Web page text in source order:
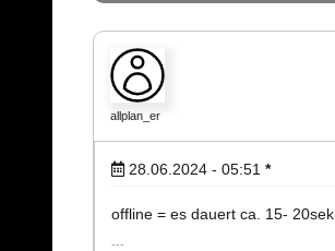
allplan_er
28.06.2024 - 05:51 *
offline = es dauert ca. 15- 20sek